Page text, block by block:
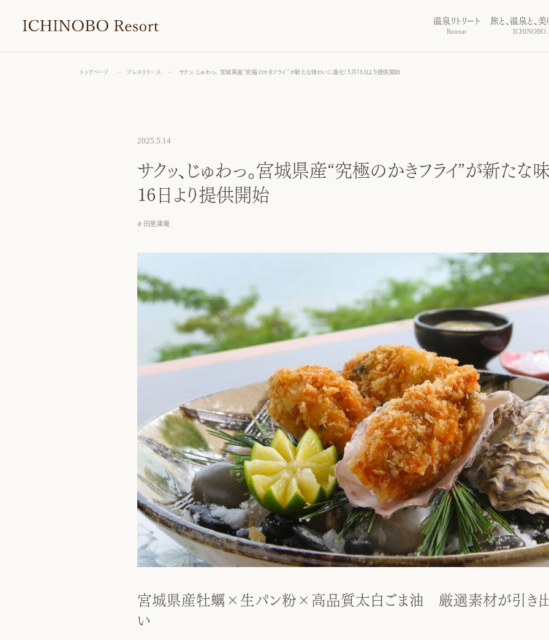
温泉リトリート
Retreat
旅と、温泉と、
ICHINOBO
トップページ プレスリリース サクッ、じゅわっ。宮城県産“究極のかきフライ”が新たな味わいに進化！5月16日より提供開始
2025.5.14
サクッ、じゅわっ。宮城県産“究極のかきフライ”が新たな
16日より提供開始
田里津庵
宮城県産牡蠣×生パン粉×高品質太白ごま油 厳選素材が引き出
い